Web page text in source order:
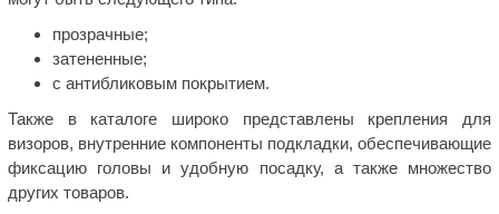
прозрачные;
затененные;
с антибликовым покрытием.
Также в каталоге широко представлены крепления для
визоров, внутренние компоненты подкладки, обеспечивающие
фиксацию головы и удобную посадку, а также множество
других товаров.